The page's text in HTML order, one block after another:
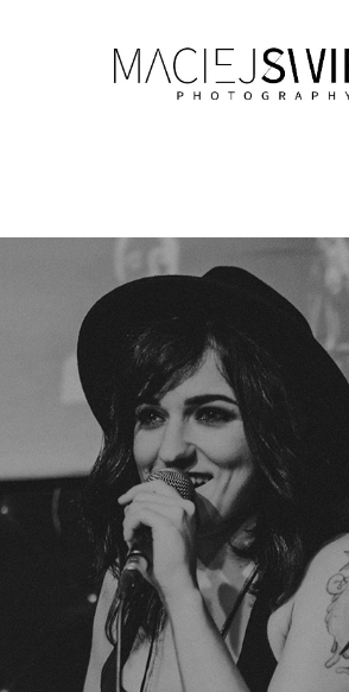
TARANTINO
2023